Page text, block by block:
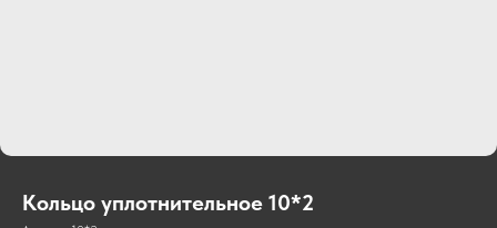
Кольцо уплотнительное 10*2